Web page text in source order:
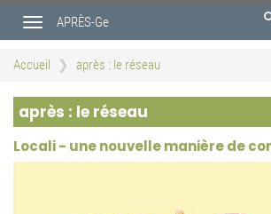
contenu
Toggle
navigation
APRÈS-Ge
Accueil après : le réseau
après : le réseau
Locali - une nouvelle manière de